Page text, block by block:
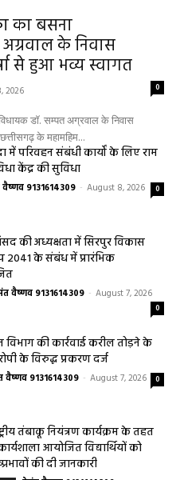
का बसना
के निवास
से हुआ भव्य स्वागत
2026 0
डॉ. सम्पत अग्रवाल के निवास
के महामहिम...
में परिवहन संबंधी कार्यों के लिए राम
केंद्र की सुविधा
9131614309 - August 8, 2026 0
की अध्यक्षता में सिरपुर विकास
2041 के संबंध में प्रारंभिक
वैष्णव 9131614309 - August 7, 2026
0
की कार्रवाई करील तोड़ने के
के विरुद्ध प्रकरण दर्ज
वैष्णव 9131614309 - August 7, 2026 0
तंबाकू नियंत्रण कार्यक्रम के तहत
आयोजित विद्यार्थियों को
की दी जानकारी